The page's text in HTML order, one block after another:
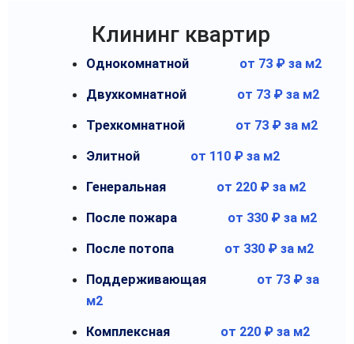
Клининг квартир
Однокомнатной от 73 ₽ за м2
Двухкомнатной от 73 ₽ за м2
Трехкомнатной от 73 ₽ за м2
Элитной от 110 ₽ за м2
Генеральная от 220 ₽ за м2
После пожара от 330 ₽ за м2
После потопа от 330 ₽ за м2
Поддерживающая
от 73 ₽ за
м2
Комплексная от 220 ₽ за м2